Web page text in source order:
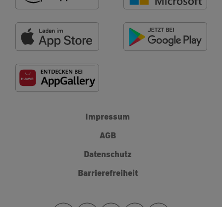
Impressum
AGB
Datenschutz
Barrierefreiheit